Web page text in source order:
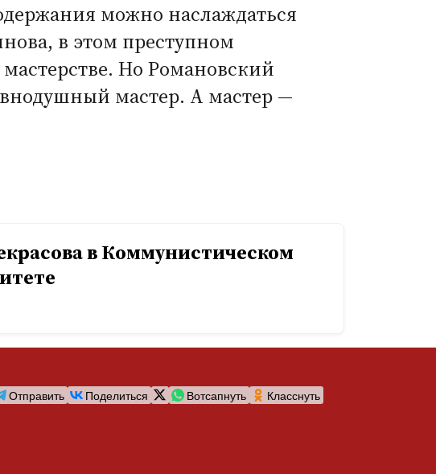
можно наслаждаться
в этом преступном
Но Романовский
мастер. А мастер —
в Коммунистическом
Отправить Поделиться Вотсапнуть Класснуть